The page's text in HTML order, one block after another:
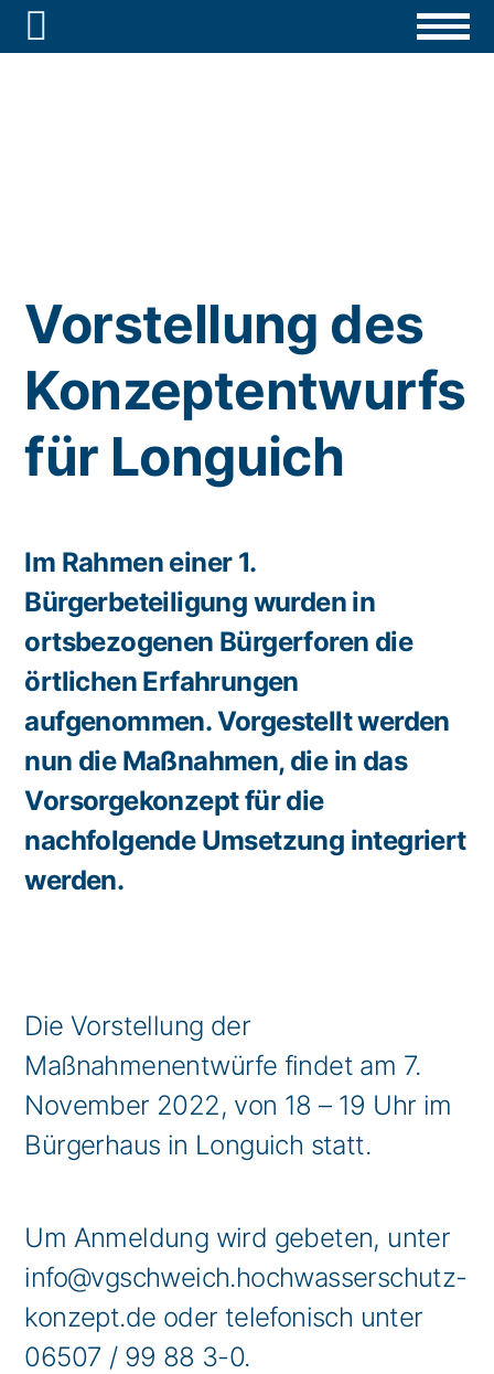

Vorstellung des
Konzeptentwurfs
für Longuich
Im Rahmen einer 1.
Bürgerbeteiligung wurden in
ortsbezogenen Bürgerforen die
örtlichen Erfahrungen
aufgenommen. Vorgestellt werden
nun die Maßnahmen, die in das
Vorsorgekonzept für die
nachfolgende Umsetzung integriert
werden.
Die Vorstellung der
Maßnahmenentwürfe findet am 7.
November 2022, von 18 – 19 Uhr im
Bürgerhaus in Longuich statt.
Um Anmeldung wird gebeten, unter
info@vgschweich.hochwasserschutz-
konzept.de oder telefonisch unter
06507 / 99 88 3-0.